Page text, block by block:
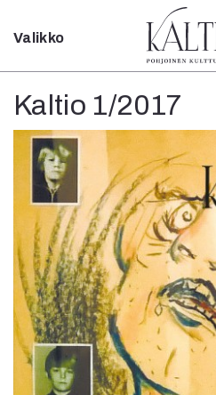
Sulje
Valikko
Kaltio 1/2017